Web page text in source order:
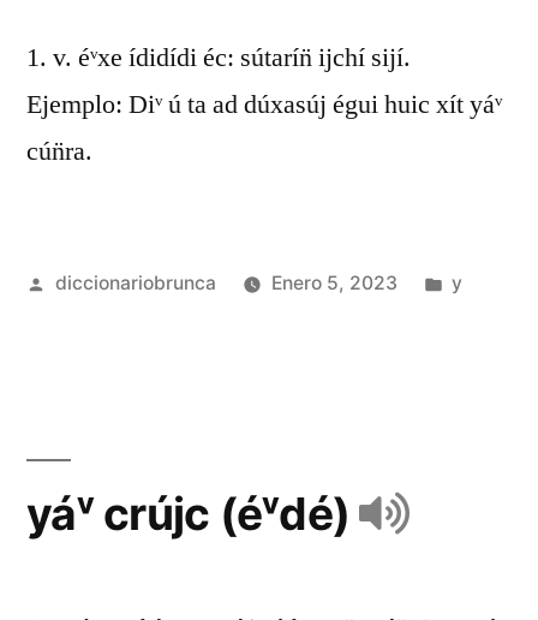
1. v. éᵛxe ídidídi éc: sútarín̈ ijchí sijí.
Ejemplo: Diᵛ ú ta ad dúxasúj égui huic xít yáᵛ
cún̈ra.
diccionariobrunca Enero 5, 2023 y
yáᵛ crújc (éᵛdé)